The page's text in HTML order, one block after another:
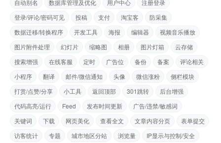
自动别名
数据库管理及优化 用户中心
注册登录
登录/评论/密码可见
投稿 支付 淘宝客
防采集
数据迁移/转换程序
开发工具 海报 编辑器
视频音乐播放
图片附件处理
幻灯片 缩略图 相册 图片灯箱
云存储
搜索增强
在线客服 定时 广告位 备份 备案
评论相关
小程序
翻译 邮件/微信通知 头像 微信涨粉
侧栏模块
打赏/点赞/分享
小工具 返回顶部 301跳转
后台增强
代码高亮/运行
Feed 发布时间更新
广告/违禁/敏感词
关键词
下载 网页美化 查看全文 文章内容分页
表单提交
访客统计
专题 城市地区分站 浏览量
IP显示与控制/安全